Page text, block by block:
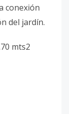
conexión
del jardín.
mts2